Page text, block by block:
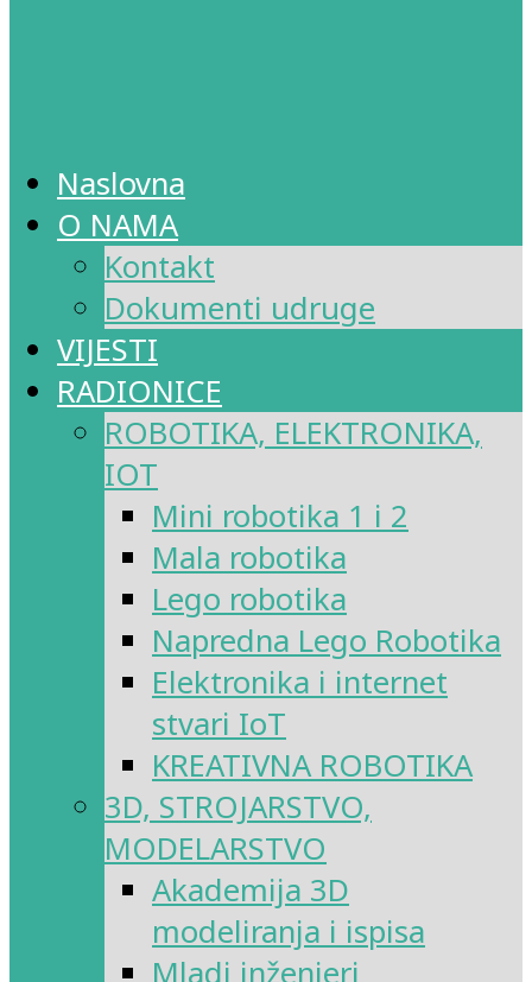
Naslovna
O NAMA
Kontakt
Dokumenti udruge
VIJESTI
RADIONICE
ROBOTIKA, ELEKTRONIKA,
IOT
Mini robotika 1 i 2
Mala robotika
Lego robotika
Napredna Lego Robotika
Elektronika i internet
stvari IoT
KREATIVNA ROBOTIKA
3D, STROJARSTVO,
MODELARSTVO
Akademija 3D
modeliranja i ispisa
Mladi inženjeri